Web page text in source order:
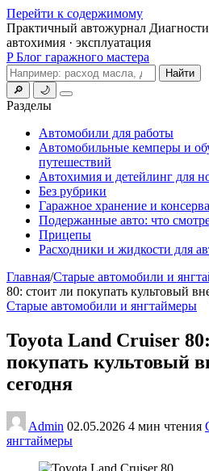
Перейти к содержимому
Практичный автожурнал
автохимия · эксплуатация
P Блог гаражного мастера
Поиск
Найти
🔎
🌙
Меню
Разделы
Автомобили для работы
Автомобильные кемперы и
путешествий
Автохимия и детейлинг для
Без рубрики
Гаражное хранение и
Подержанные авто: что
Прицепы
Расходники и жидкости для
Главная/Старые автомобили и
80: стоит ли покупать культовый
Старые автомобили и янгтаймеры
Toyota Land Cruiser
покупать культовый
сегодня
Admin 02.05.2026 4 мин чтения
янгтаймеры